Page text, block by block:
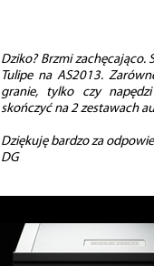
Dziko? Brzmi zachęcająco.
Tulipe na AS2013.
granie, tylko czy
skończyć na 2 zestawach
Dziękuję bardzo za
DG